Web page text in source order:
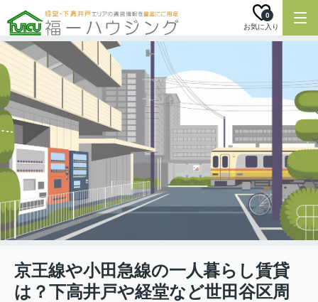
お気に入り
0
京王線や小田急線の一人暮らし賃貸
は？下高井戸や経堂など世田谷区周